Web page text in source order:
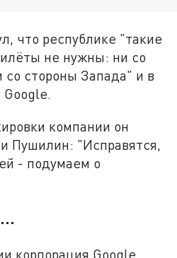
что республике "такие
не нужны: ни со
стороны Запада" и в
компании он
Пушилин: "Исправятся,
- подумаем о
корпорация Google